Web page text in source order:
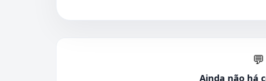
💬
Ainda não há